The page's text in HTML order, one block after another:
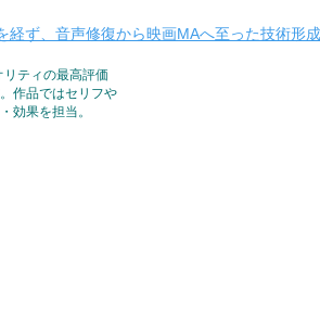
経ず、音声修復から映画MAへ至った技術形
ティの最高評価
作品ではセリフや
効果を担当。